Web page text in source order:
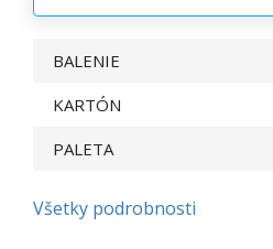
BALENIE
KARTÓN
PALETA
Všetky podrobnosti